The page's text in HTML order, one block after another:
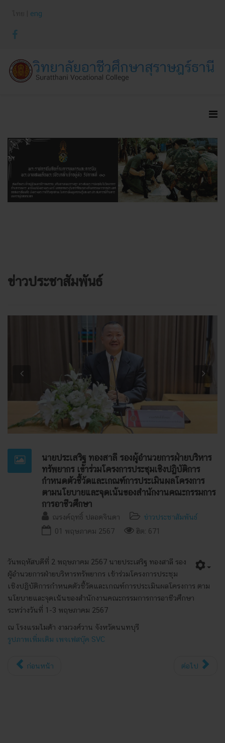
eng
ข่าวประชาสัมพันธ์
Previous Next
นายประเสริฐ ทองสาลี รองผู้อำนวยการฝ่ายบริหาร
ทรัพยากร เข้าร่วมโครงการประชุมเชิงปฏิบัติการ
กำหนดตัวชี้วัดและเกณฑ์การประเมินผลโครงการ
ตามนโยบายและจุดเน้นของสำนักงานคณะกรรมการ
การอาชีวศึกษา
ณรงค์ฤทธิ์ ปลอดจินดา
ข่าวประชาสัมพันธ์
01 พฤษภาคม 2567
ฮิต: 671
วันพฤหัสบดีที่ 2 พฤษภาคม 2567 นายประเสริฐ ทองสาลี รอง
ผู้อำนวยการฝ่ายบริหารทรัพยากร เข้าร่วมโครงการประชุม
เชิงปฏิบัติการกำหนดตัวชี้วัดและเกณฑ์การประเมินผลโครงการ ตาม
นโยบายและจุดเน้นของสำนักงานคณะกรรมการการอาชีวศึกษา
ระหว่างวันที่ 1-3 พฤษภาคม 2567
ณ โรงแรมไมด้า งามวงศ์วาน จังหวัดนนทบุรี
รูปภาพเพิ่มเติม เพจเฟสบุ๊ค SVC
ก่อนหน้า ต่อไป